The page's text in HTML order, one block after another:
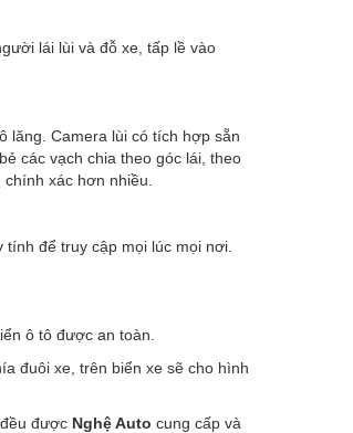
lái lùi và đỗ xe, tấp lề vào
lăng. Camera lùi có tích hợp sẵn
các vạch chia theo góc lái, theo
xác hơn nhiều.
để truy cập mọi lúc mọi nơi.
ô tô được an toàn.
đuôi xe, trên biển xe sẽ cho hình
được Nghệ Auto cung cấp và